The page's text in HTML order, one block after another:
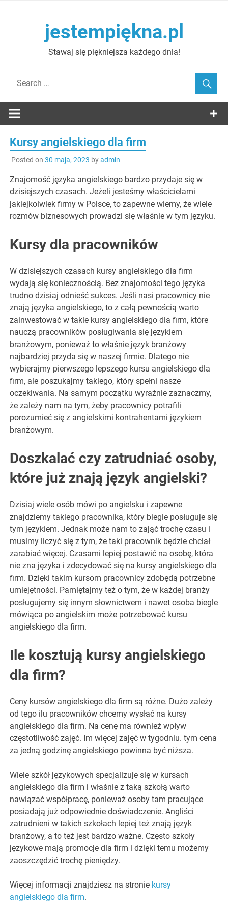
jestempiękna.pl
Stawaj się piękniejsza każdego dnia!
Kursy angielskiego dla firm
Posted on 30 maja, 2023 byadmin
Znajomość języka angielskiego bardzo przydaje się w
dzisiejszych czasach. Jeżeli jesteśmy właścicielami
jakiejkolwiek firmy w Polsce, to zapewne wiemy, że wiele
rozmów biznesowych prowadzi się właśnie w tym języku.
Kursy dla pracowników
W dzisiejszych czasach kursy angielskiego dla firm
wydają się koniecznością. Bez znajomości tego języka
trudno dzisiaj odnieść sukces. Jeśli nasi pracownicy nie
znają języka angielskiego, to z całą pewnością warto
zainwestować w takie kursy angielskiego dla firm, które
nauczą pracowników posługiwania się językiem
branżowym, ponieważ to właśnie język branżowy
najbardziej przyda się w naszej firmie. Dlatego nie
wybierajmy pierwszego lepszego kursu angielskiego dla
firm, ale poszukajmy takiego, który spełni nasze
oczekiwania. Na samym początku wyraźnie zaznaczmy,
że zależy nam na tym, żeby pracownicy potrafili
porozumieć się z angielskimi kontrahentami językiem
branżowym.
Doszkalać czy zatrudniać osoby,
które już znają język angielski?
Dzisiaj wiele osób mówi po angielsku i zapewne
znajdziemy takiego pracownika, który biegle posługuje się
tym językiem. Jednak może nam to zająć trochę czasu i
musimy liczyć się z tym, że taki pracownik będzie chciał
zarabiać więcej. Czasami lepiej postawić na osobę, która
nie zna języka i zdecydować się na kursy angielskiego dla
firm. Dzięki takim kursom pracownicy zdobędą potrzebne
umiejętności. Pamiętajmy też o tym, że w każdej branży
posługujemy się innym słownictwem i nawet osoba biegle
mówiąca po angielskim może potrzebować kursu
angielskiego dla firm.
Ile kosztują kursy angielskiego
dla firm?
Ceny kursów angielskiego dla firm są różne. Dużo zależy
od tego ilu pracowników chcemy wysłać na kursy
angielskiego dla firm. Na cenę ma również wpływ
częstotliwość zajęć. Im więcej zajęć w tygodniu. tym cena
za jedną godzinę angielskiego powinna być niższa.
Wiele szkół językowych specjalizuje się w kursach
angielskiego dla firm i właśnie z taką szkołą warto
nawiązać współpracę, ponieważ osoby tam pracujące
posiadają już odpowiednie doświadczenie. Angliści
zatrudnieni w takich szkołach lepiej też znają język
branżowy, a to też jest bardzo ważne. Często szkoły
językowe mają promocje dla firm i dzięki temu możemy
zaoszczędzić trochę pieniędzy.
Więcej informacji znajdziesz na stronie kursy
angielskiego dla firm.